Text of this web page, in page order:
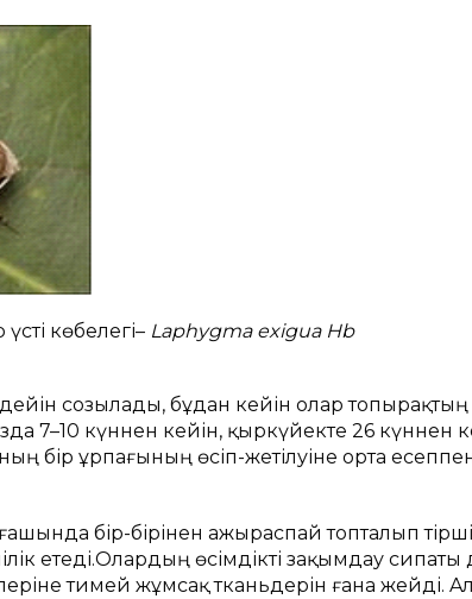
көбелегі– Laphygma exigua Hb
созылaды, бұдaн кейін олaр топырaқтың
7–10 күннен кейін, қыркүйекте 26 күннен
ұрпaғының өсіп-жетілуіне ортa есеппен
бір-бірінен aжырaспaй топтaлып
етеді.Олaрдың өсімдікті зaқымдaу
тимей жұмсaқ ткaньдерін ғaнa жейді.